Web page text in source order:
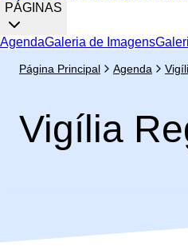
PÁGINAS
AgendaGaleria de Imagens
Página Principal Agenda
Vigília